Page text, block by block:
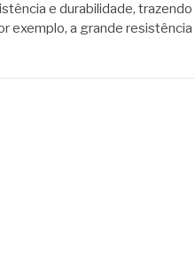
e durabilidade,
exemplo, a grande